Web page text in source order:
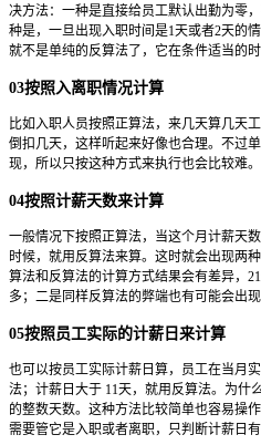
决方法：一种是直接给员工默认出勤为零
种是，一旦出现入职时间是1天或者2天的
就不是单纯的反算法了，它在条件适当的时
03按照入离职情况计算
比如入职人员按照正算法，来几天算几天
倒扣几天，这样听起来好像也合理。不过
现，所以只按这种方式来执行也会比较难。
04按照计薪天数来计算
一般情况下按照正算法，当这个月计薪天
时候，就用反算法来算。这时就会出现两
算法和反算法的计算方式结果会有差异，
多；二是同样反算法的弊端也有可能会出现
05按照员工实际的计薪日来计算
也可以按员工实际计薪日算，员工在当月
法；计薪日大于 11天，就用反算法。为什
的整数天数。这种方法比较简单也容易操
需要管它是入职或者离职，只判断计薪日